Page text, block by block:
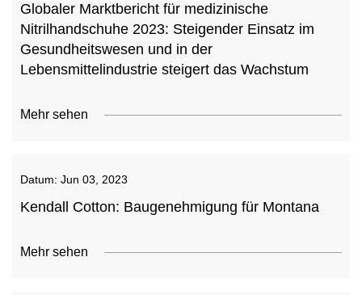
Globaler Marktbericht für medizinische
Nitrilhandschuhe 2023: Steigender Einsatz im
Gesundheitswesen und in der
Lebensmittelindustrie steigert das Wachstum
Mehr sehen
Datum: Jun 03, 2023
Kendall Cotton: Baugenehmigung für Montana
Mehr sehen